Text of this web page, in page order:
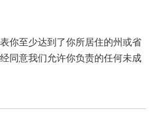
你至少达到了你所居住的州或省
同意我们允许你负责的任何未成